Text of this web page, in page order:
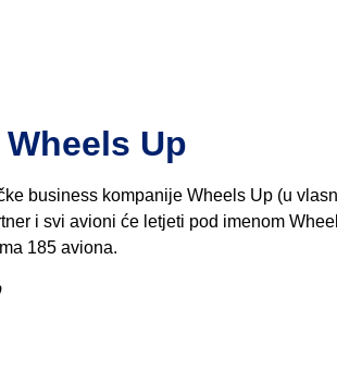
Up
business kompanije Wheels Up (u
i svi avioni će letjeti pod imenom
185 aviona.